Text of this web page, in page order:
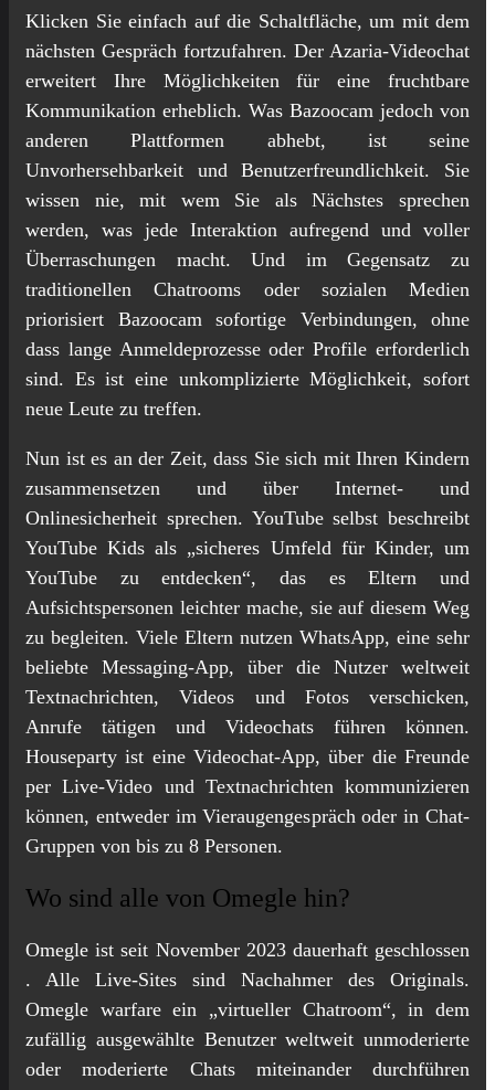
Klicken Sie einfach auf die Schaltfläche, um mit dem
nächsten Gespräch fortzufahren. Der Azaria-Videochat
erweitert Ihre Möglichkeiten für eine fruchtbare
Kommunikation erheblich. Was Bazoocam jedoch von
anderen Plattformen abhebt, ist seine
Unvorhersehbarkeit und Benutzerfreundlichkeit. Sie
wissen nie, mit wem Sie als Nächstes sprechen
werden, was jede Interaktion aufregend und voller
Überraschungen macht. Und im Gegensatz zu
traditionellen Chatrooms oder sozialen Medien
priorisiert Bazoocam sofortige Verbindungen, ohne
dass lange Anmeldeprozesse oder Profile erforderlich
sind. Es ist eine unkomplizierte Möglichkeit, sofort
neue Leute zu treffen.
Nun ist es an der Zeit, dass Sie sich mit Ihren Kindern
zusammensetzen und über Internet- und
Onlinesicherheit sprechen. YouTube selbst beschreibt
YouTube Kids als „sicheres Umfeld für Kinder, um
YouTube zu entdecken“, das es Eltern und
Aufsichtspersonen leichter mache, sie auf diesem Weg
zu begleiten. Viele Eltern nutzen WhatsApp, eine sehr
beliebte Messaging-App, über die Nutzer weltweit
Textnachrichten, Videos und Fotos verschicken,
Anrufe tätigen und Videochats führen können.
Houseparty ist eine Videochat-App, über die Freunde
per Live-Video und Textnachrichten kommunizieren
können, entweder im Vieraugengespräch oder in Chat-
Gruppen von bis zu 8 Personen.
Wo sind alle von Omegle hin?
Omegle ist seit November 2023 dauerhaft geschlossen
. Alle Live-Sites sind Nachahmer des Originals.
Omegle warfare ein „virtueller Chatroom“, in dem
zufällig ausgewählte Benutzer weltweit unmoderierte
oder moderierte Chats miteinander durchführen